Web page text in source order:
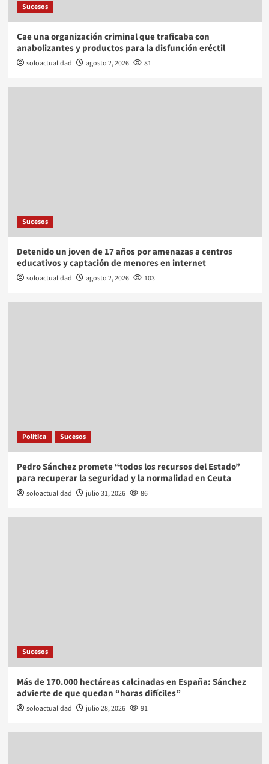
Sucesos
Cae una organización criminal que traficaba con
anabolizantes y productos para la disfunción eréctil
soloactualidad agosto 2, 2026 81
Sucesos
Detenido un joven de 17 años por amenazas a centros
educativos y captación de menores en internet
soloactualidad agosto 2, 2026 103
Política Sucesos
Pedro Sánchez promete “todos los recursos del Estado”
para recuperar la seguridad y la normalidad en Ceuta
soloactualidad julio 31, 2026 86
Sucesos
Más de 170.000 hectáreas calcinadas en España: Sánchez
advierte de que quedan “horas difíciles”
soloactualidad julio 28, 2026 91